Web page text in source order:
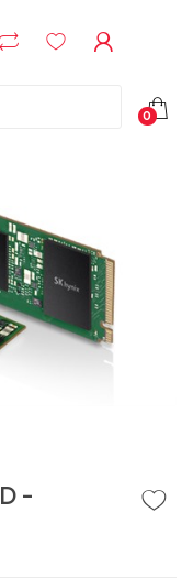
0
-
hệ
GIGABYTE
G593-ZD1 (rev.